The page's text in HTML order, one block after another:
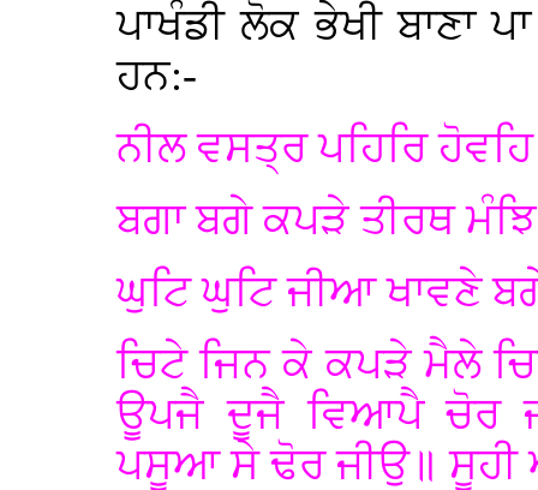
ਪਾਖੰਡੀ ਲੋਕ ਭੇਖੀ ਬਾਣਾ
ਹਨ:-
ਨੀਲ ਵਸਤ੍ਰ ਪਹਿਰਿ
ਬਗਾ ਬਗੇ ਕਪੜੇ ਤੀਰਥ
ਘੁਟਿ ਘੁਟਿ ਜੀਆ ਖਾਵਣੇ
ਚਿਟੇ ਜਿਨ ਕੇ ਕਪੜੇ ਮੈਲੇ
ਊਪਜੈ ਦੂਜੈ ਵਿਆਪੈ ਚੋਰ
ਪਸੂਆ ਸੇ ਢੋਰ ਜੀਉ॥ ਸੂਹੀ